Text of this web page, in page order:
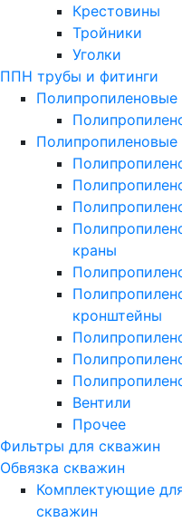
Крестовины
Тройники
Уголки
ППН трубы и фитинги
Полипропиленовые
Полипропиленовые
краны
кронштейны
Вентили
Прочее
Фильтры для скважин
Обвязка скважин
Комплектующие
скважин